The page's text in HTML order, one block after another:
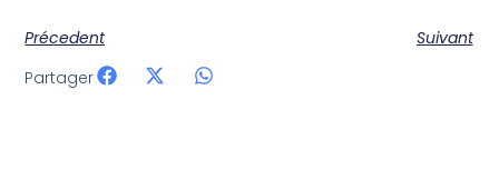
Précedent
Suivant
Partager